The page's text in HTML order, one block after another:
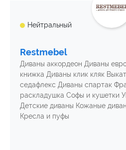
Нейтральный
Restmebel
Диваны аккордеон Диваны
книжка Диваны клик кляк
седафлекс Диваны спартак
раскладушка Софы и кушетки
Детские диваны Кожаные
Кресла и пуфы